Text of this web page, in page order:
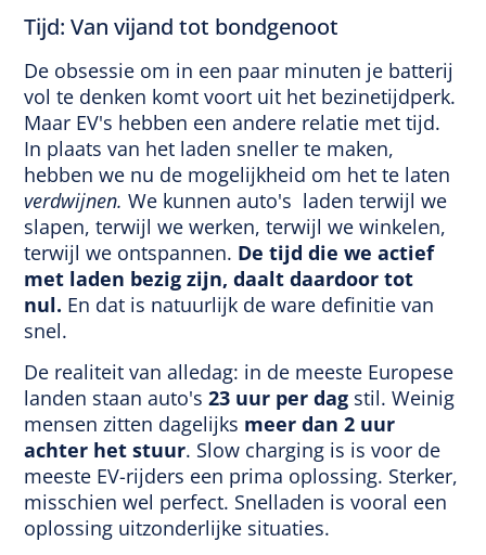
Tijd: Van vijand tot bondgenoot
De obsessie om in een paar minuten je batterij
vol te denken komt voort uit het bezinetijdperk.
Maar EV's hebben een andere relatie met tijd.
In plaats van het laden sneller te maken,
hebben we nu de mogelijkheid om het te laten
verdwijnen. We kunnen auto's laden terwijl we
slapen, terwijl we werken, terwijl we winkelen,
terwijl we ontspannen. De tijd die we actief
met laden bezig zijn, daalt daardoor tot
nul. En dat is natuurlijk de ware definitie van
snel.
De realiteit van alledag: in de meeste Europese
landen staan auto's23 uur per dag stil. Weinig
mensen zitten dagelijks meer dan 2 uur
achter het stuur. Slow charging is is voor de
meeste EV-rijders een prima oplossing. Sterker,
misschien wel perfect. Snelladen is vooral een
oplossing uitzonderlijke situaties.